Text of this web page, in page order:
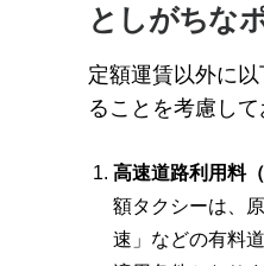
としがちな
定額運賃以外に
ることを考慮して
高速道路利用料（
額タクシーは、
速」などの有料